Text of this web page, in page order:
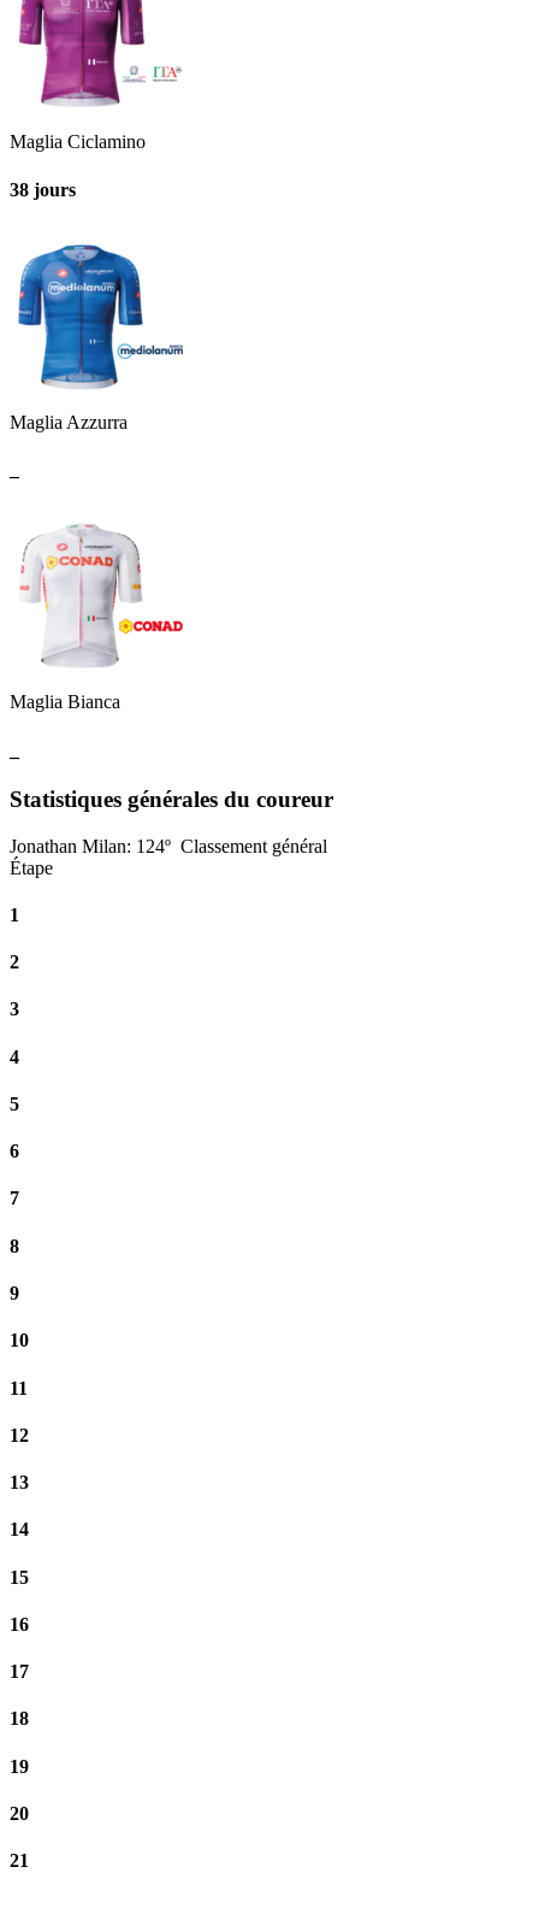
Maglia Ciclamino
38 jours
Maglia Azzurra
Maglia Bianca
Statistiques générales du coureur
Jonathan Milan: 124º Classement général
Étape
1
2
3
4
5
6
7
8
9
10
11
12
13
14
15
16
17
18
19
20
21